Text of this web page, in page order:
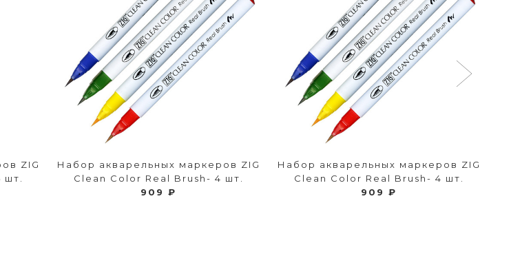
ZIG
шт.
Набор акварельных маркеров ZIG
Clean Color Real Brush- 4 шт.
909 ₽
Набор акварельных маркеров ZIG
Clean Color Real Brush- 4 шт.
909 ₽